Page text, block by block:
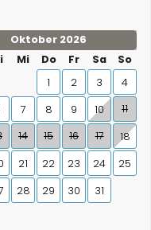
Oktober 2026
Mi Do Fr Sa
So
1
2 3
4
7 8 9 10
11
14 15 16 17
18
21 22 23 24
25
28 29 30 31